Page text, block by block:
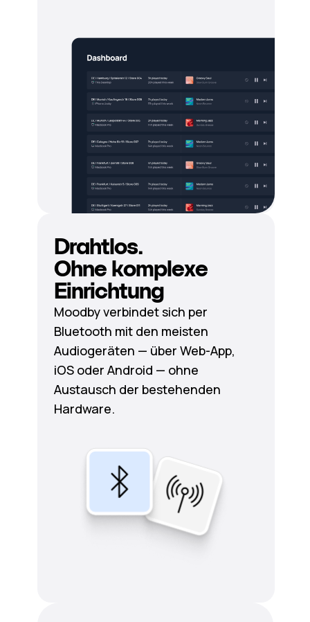
Drahtlos.
Ohne komplexe
Einrichtung
Moodby verbindet sich per
Bluetooth mit den meisten
Audiogeräten — über Web-App,
iOS oder Android — ohne
Austausch der bestehenden
Hardware.